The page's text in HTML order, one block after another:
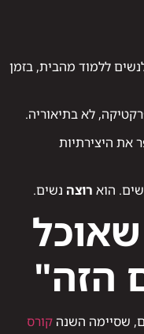
ללמוד מהבית, בזמן
לא בתיאוריה.
את היצירתיות
הוא רוצה נשים.
הזה"
שסיימה השנה קורס